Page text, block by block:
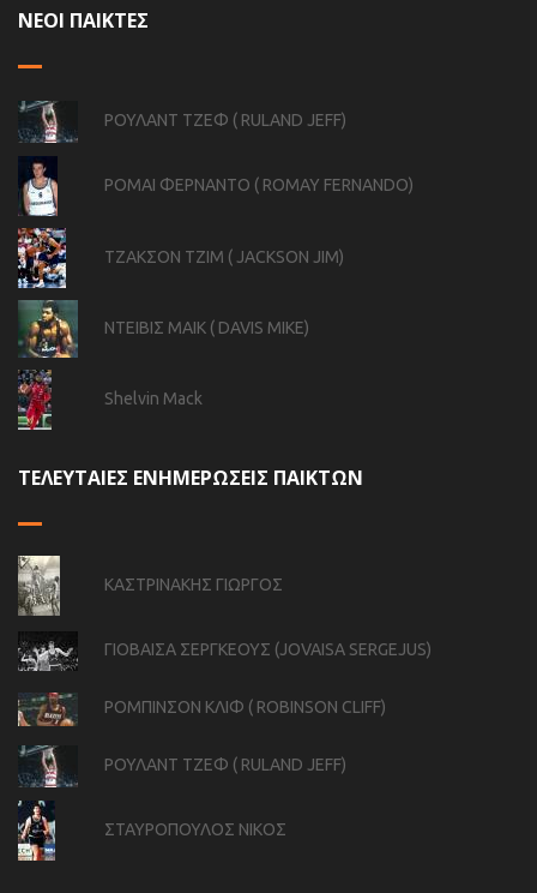
ΝΕΟΙ ΠΑΙΚΤΕΣ
ΡΟΥΛΑΝΤ ΤΖΕΦ ( RULAND JEFF)
ΡΟΜΑΙ ΦΕΡΝΑΝΤΟ ( ROMAY FERNANDO)
ΤΖΑΚΣΟΝ ΤΖΙΜ ( JACKSON JIM)
ΝΤΕΙΒΙΣ ΜΑΙΚ ( DAVIS MIKE)
Shelvin Mack
ΤΕΛΕΥΤΑΙΕΣ ΕΝΗΜΕΡΩΣΕΙΣ ΠΑΙΚΤΩΝ
ΚΑΣΤΡΙΝΑΚΗΣ ΓΙΩΡΓΟΣ
ΓΙΟΒΑΙΣΑ ΣΕΡΓΚΕΟΥΣ (JOVAISA SERGEJUS)
ΡΟΜΠΙΝΣΟΝ ΚΛΙΦ ( ROBINSON CLIFF)
ΡΟΥΛΑΝΤ ΤΖΕΦ ( RULAND JEFF)
ΣΤΑΥΡΟΠΟΥΛΟΣ ΝΙΚΟΣ